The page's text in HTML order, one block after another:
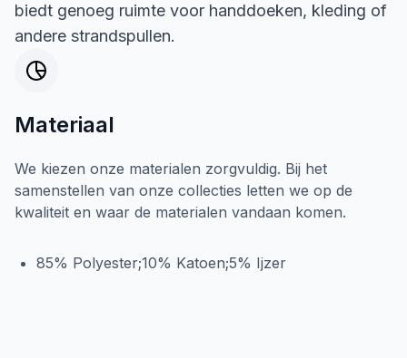
biedt genoeg ruimte voor handdoeken, kleding of
andere strandspullen.
Materiaal
We kiezen onze materialen zorgvuldig. Bij het
samenstellen van onze collecties letten we op de
kwaliteit en waar de materialen vandaan komen.
85% Polyester;10% Katoen;5% Ijzer